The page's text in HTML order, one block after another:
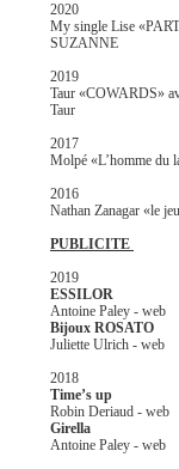
2020
My single Lise
SUZANNE
2019
Taur «COWARDS»
Taur
2017
Molpé «L’homme du
2016
Nathan Zanagar «le
PUBLICITE
2019
ESSILOR
Antoine Paley - web
Bijoux ROSATO
Juliette Ulrich - web
2018
Time’s up
Robin Deriaud - web
Girella
Antoine Paley - web